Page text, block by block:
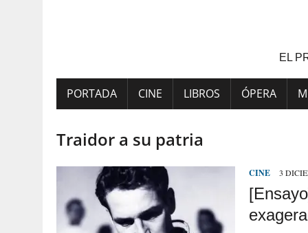
EL
PORTADA CINE LIBROS ÓPERA
Traidor a su patria
CINE 3